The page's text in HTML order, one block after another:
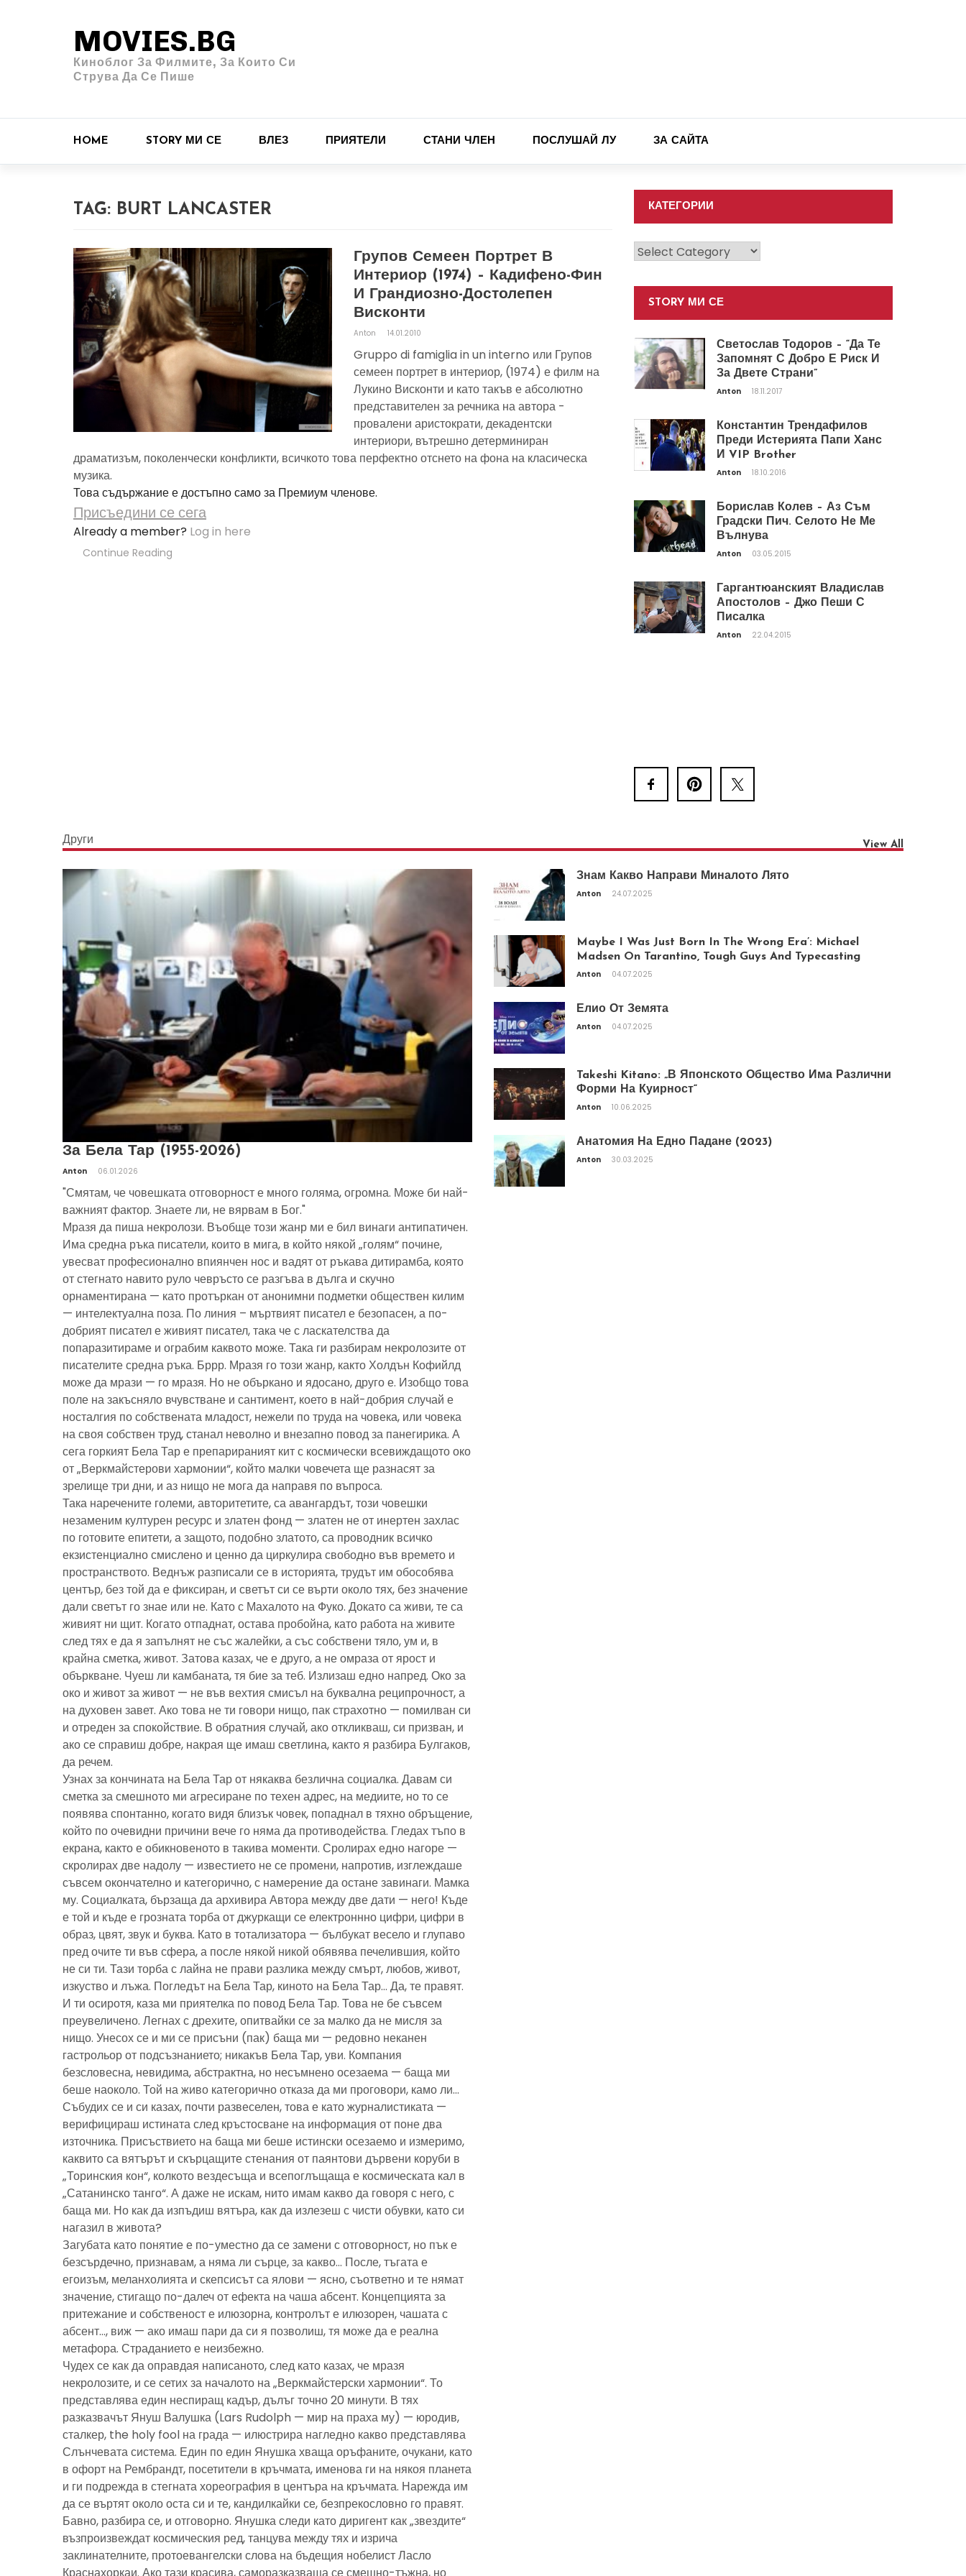
MOVIES.BG
Киноблог За Филмите, За Които Си
Струва Да Се Пише
HOME STORY МИ СЕ ВЛЕЗ ПРИЯТЕЛИ СТАНИ ЧЛЕН ПОСЛУШАЙ ЛУ ЗА САЙТА
TAG: BURT LANCASTER
Групов Семеен Портрет В
Интериор (1974) – Кадифено-Фин
И Грандиозно-Достолепен
Висконти
Anton 14.01.2010
Gruppo di famiglia in un interno или Групов
семеен портрет в интериор, (1974) е филм на
Лукино Висконти и като такъв е абсолютно
представителен за речника на автора -
провалени аристократи, декадентски
интериори, вътрешно детерминиран
драматизъм, поколенчески конфликти, всичкото това перфектно отснето на фона на класическа
музика.
Това съдържание е достъпно само за Премиум членове.
Присъедини се сега
Already a member? Log in here
Continue Reading
КАТЕГОРИИ
Категории
STORY МИ СЕ
Светослав Тодоров – “Да Те
Запомнят С Добро Е Риск И
За Двете Страни”
Anton 18.11.2017
Константин Трендафилов
Преди Истерията Папи Ханс
И VIP Brother
Anton 18.10.2016
Борислав Колев – Аз Съм
Градски Пич. Селото Не Ме
Вълнува
Anton 03.05.2015
Гаргантюанският Владислав
Апостолов – Джо Пеши С
Писалка
Anton 22.04.2015
Други View All
За Бела Тар (1955-2026)
Anton 06.01.2026
"Смятам, че човешката отговорност е много голяма, огромна. Може би най-
важният фактор. Знаете ли, не вярвам в Бог."
Мразя да пиша некролози. Въобще този жанр ми е бил винаги антипатичен.
Има средна ръка писатели, които в мига, в който някой „голям“ почине,
увесват професионално впиянчен нос и вадят от ръкава дитирамба, която
от стегнато навито руло чевръсто се разгъва в дълга и скучно
орнаментирана — като протъркан от анонимни подметки обществен килим
— интелектуална поза. По линия – мъртвият писател е безопасен, а по-
добрият писател е живият писател, така че с ласкателства да
попаразитираме и ограбим каквото може. Така ги разбирам некролозите от
писателите средна ръка. Бррр. Мразя го този жанр, както Холдън Кофийлд
може да мрази — го мразя. Но не объркано и ядосано, друго е. Изобщо това
поле на закъсняло вчувстване и сантимент, което в най-добрия случай е
носталгия по собствената младост, нежели по труда на човека, или човека
на своя собствен труд, станал неволно и внезапно повод за панегирика. А
сега горкият Бела Тар е препарираният кит с космически всевиждащото око
от „Веркмайстерови хармонии“, който малки човечета ще разнасят за
зрелище три дни, и аз нищо не мога да направя по въпроса.
Така наречените големи, авторитетите, са авангардът, този човешки
незаменим културен ресурс и златен фонд — златен не от инертен захлас
по готовите епитети, а защото, подобно златото, са проводник всичко
екзистенциално смислено и ценно да циркулира свободно във времето и
пространството. Веднъж разписали се в историята, трудът им обособява
център, без той да е фиксиран, и светът си се върти около тях, без значение
дали светът го знае или не. Като с Махалото на Фуко. Докато са живи, те са
живият ни щит. Когато отпаднат, остава пробойна, като работа на живите
след тях е да я запълнят не със жалейки, а със собствени тяло, ум и, в
крайна сметка, живот. Затова казах, че е друго, а не омраза от ярост и
объркване. Чуеш ли камбаната, тя бие за теб. Излизаш едно напред. Око за
око и живот за живот — не във вехтия смисъл на буквална реципрочност, а
на духовен завет. Ако това не ти говори нищо, пак страхотно — помилван си
и отреден за спокойствие. В обратния случай, ако откликваш, си призван, и
ако се справиш добре, накрая ще имаш светлина, както я разбира Булгаков,
да речем.
Узнах за кончината на Бела Тар от някаква безлична социалка. Давам си
сметка за смешното ми агресиране по техен адрес, на медиите, но то се
появява спонтанно, когато видя близък човек, попаднал в тяхно обръщение,
който по очевидни причини вече го няма да противодейства. Гледах тъпо в
екрана, както е обикновеното в такива моменти. Сролирах едно нагоре —
скролирах две надолу — известието не се промени, напротив, изглеждаше
съвсем окончателно и категорично, с намерение да остане завинаги. Мамка
му. Социалката, бързаща да архивира Автора между две дати — него! Къде
е той и къде е грозната торба от джуркащи се електроннно цифри, цифри в
образ, цвят, звук и буква. Като в тотализатора — бълбукат весело и глупаво
пред очите ти във сфера, а после някой никой обявява печелившия, който
не си ти. Тази торба с лайна не прави разлика между смърт, любов, живот,
изкуство и лъжа. Погледът на Бела Тар, киното на Бела Тар… Да, те правят.
И ти осиротя, каза ми приятелка по повод Бела Тар. Това не бе съвсем
преувеличено. Легнах с дрехите, опитвайки се за малко да не мисля за
нищо. Унесох се и ми се присъни (пак) баща ми — редовно неканен
гастрольор от подсъзнанието; никакъв Бела Тар, уви. Компания
безсловесна, невидима, абстрактна, но несъмнено осезаема — баща ми
беше наоколо. Той на живо категорично отказа да ми проговори, камо ли…
Събудих се и си казах, почти развеселен, това е като журналистиката —
верифицираш истината след кръстосване на информация от поне два
източника. Присъствието на баща ми беше истински осезаемо и измеримо,
каквито са вятърът и скърцащите стенания от паянтови дървени коруби в
„Торинския кон“, колкото вездесъща и всепоглъщаща е космическата кал в
„Сатанинско танго“. А даже не искам, нито имам какво да говоря с него, с
баща ми. Но как да изпъдиш вятъра, как да излезеш с чисти обувки, като си
нагазил в живота?
Загубата като понятие е по-уместно да се замени с отговорност, но пък е
безсърдечно, признавам, а няма ли сърце, за какво… После, тъгата е
егоизъм, меланхолията и скепсисът са ялови — ясно, съответно и те нямат
значение, стигащо по-далеч от ефекта на чаша абсент. Концепцията за
притежание и собственост е илюзорна, контролът е илюзорен, чашата с
абсент…, виж — ако имаш пари да си я позволиш, тя може да е реална
метафора. Страданието е неизбежно.
Чудех се как да оправдая написаното, след като казах, че мразя
некролозите, и се сетих за началото на „Веркмайстерски хармонии“. То
представлява един неспиращ кадър, дълъг точно 20 минути. В тях
разказвачът Януш Валушка (Lars Rudolph — мир на праха му) — юродив,
сталкер, the holy fool на града — илюстрира нагледно какво представлява
Слънчевата система. Един по един Янушка хваща оръфаните, очукани, като
в офорт на Рембрандт, посетители в кръчмата, именова ги на някоя планета
и ги подрежда в стегната хореография в центъра на кръчмата. Нарежда им
да се въртят около оста си и те, кандилкайки се, безпрекословно го правят.
Бавно, разбира се, и отговорно. Янушка следи като диригент как „звездите“
възпроизвеждат космическия ред, танцува между тях и изрича
заклинателните, протоевангелски слова на бъдещия нобелист Ласло
Знам Какво Направи Миналото Лято
Anton 24.07.2025
Maybe I Was Just Born In The Wrong Era’: Michael
Madsen On Tarantino, Tough Guys And Typecasting
Anton 04.07.2025
Елио От Земята
Anton 04.07.2025
Takeshi Kitano: „В Японското Общество Има Различни
Форми На Куирност“
Anton 10.06.2025
Анатомия На Едно Падане (2023)
Anton 30.03.2025